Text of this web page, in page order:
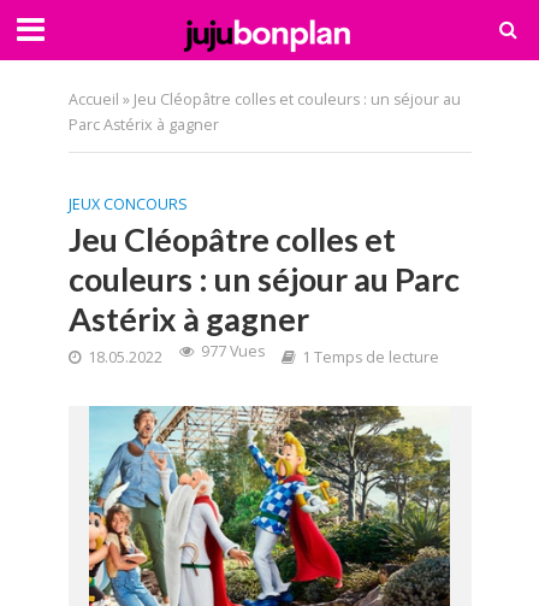
Accueil » Jeu Cléopâtre colles et couleurs : un séjour au
Parc Astérix à gagner
JEUX CONCOURS
Jeu Cléopâtre colles et
couleurs : un séjour au Parc
Astérix à gagner
18.05.2022 977 Vues 1 Temps de lecture